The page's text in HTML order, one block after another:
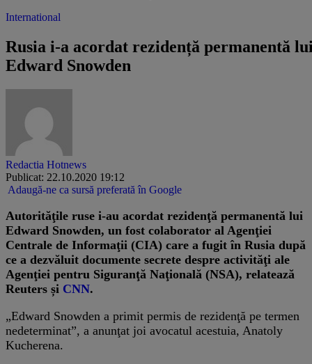
International
Rusia i-a acordat rezidență permanentă
Edward Snowden
Redactia Hotnews
Publicat: 22.10.2020 19:12
Adaugă-ne ca sursă preferată în Google
Autorităţile ruse i-au acordat rezidenţă permanentă lui
Edward Snowden, un fost colaborator al Agenţiei
Centrale de Informaţii (CIA) care a fugit în Rusia după
ce a dezvăluit documente secrete despre activităţi ale
Agenţiei pentru Siguranţă Naţională (NSA), relatează
Reuters și CNN.
„Edward Snowden a primit permis de rezidenţă pe termen
nedeterminat”, a anunţat joi avocatul acestuia, Anatoly
Kucherena.